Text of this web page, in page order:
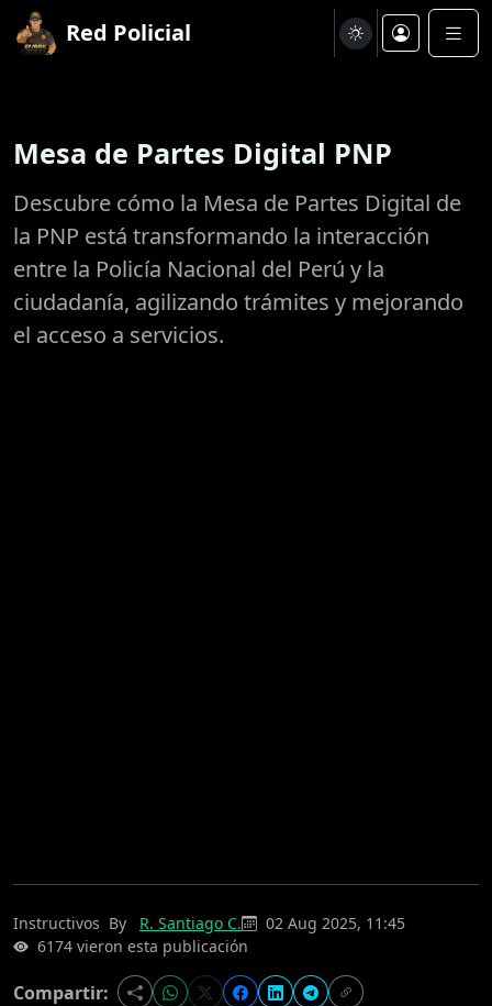
Red Policial
Mesa de Partes Digital PNP
Descubre cómo la Mesa de Partes Digital de
la PNP está transformando la interacción
entre la Policía Nacional del Perú y la
ciudadanía, agilizando trámites y mejorando
el acceso a servicios.
Instructivos By R. Santiago C.
02 Aug 2025, 11:45
6174 vieron esta publicación
Compartir: